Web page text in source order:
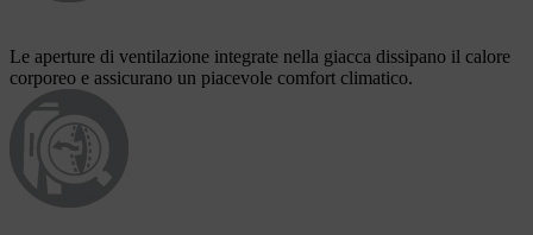
Le aperture di ventilazione integrate nella giacca dissipano il calore
corporeo e assicurano un piacevole comfort climatico.